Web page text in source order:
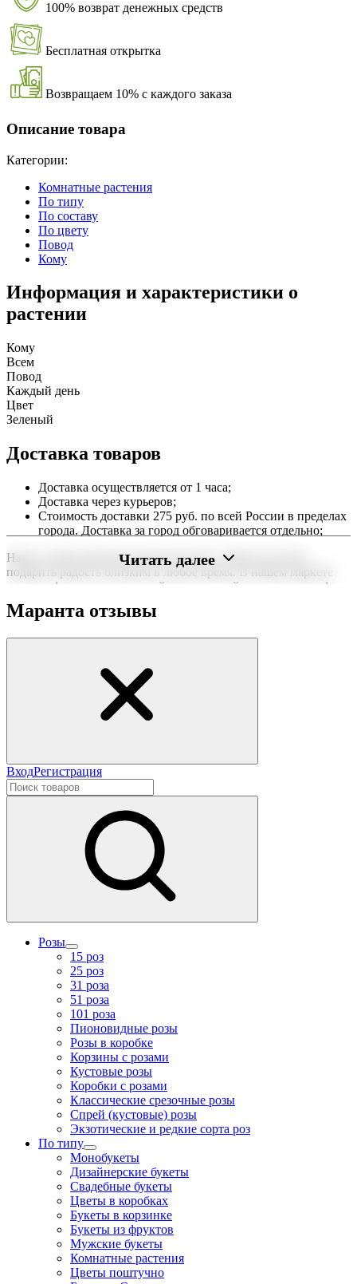
100% возврат денежных средств
Бесплатная открытка
Возвращаем 10% с каждого заказа
Описание товара
Категории:
Комнатные растения
По типу
По составу
По цвету
Повод
Кому
Информация и характеристики о
растении
Кому
Всем
Повод
Каждый день
Цвет
Зеленый
Доставка товаров
Доставка осуществляется от 1 часа;
Доставка через курьеров;
Стоимость доставки 275 руб. по всей России в пределах
города. Доставка за город обговаривается отдельно;
Наша служба работает круглосуточно, чтобы вы могли
подарить радость близким в любое время. В нашем маркете
можно оформить заказ онлайн с доставкой на дом или в офис
минут или день в день в удобный интервал. Если вам важно
точность до минуты. Выбирайте, где купить и сколько стоит
подходящий вариант — быстрая доставка работает для вас
сегодня и ежедневно 24 часа в сутки.
Читать далее
Маранта отзывы
ВходРегистрация
Розы
15 роз
25 роз
31 роза
51 роза
101 роза
Пионовидные розы
Розы в коробке
Корзины с розами
Кустовые розы
Коробки с розами
Классические срезочные розы
Спрей (кустовые) розы
Экзотические и редкие сорта роз
По типу
Монобукеты
Дизайнерские букеты
Свадебные букеты
Цветы в коробках
Букеты в корзинке
Букеты из фруктов
Мужские букеты
Комнатные растения
Цветы поштучно